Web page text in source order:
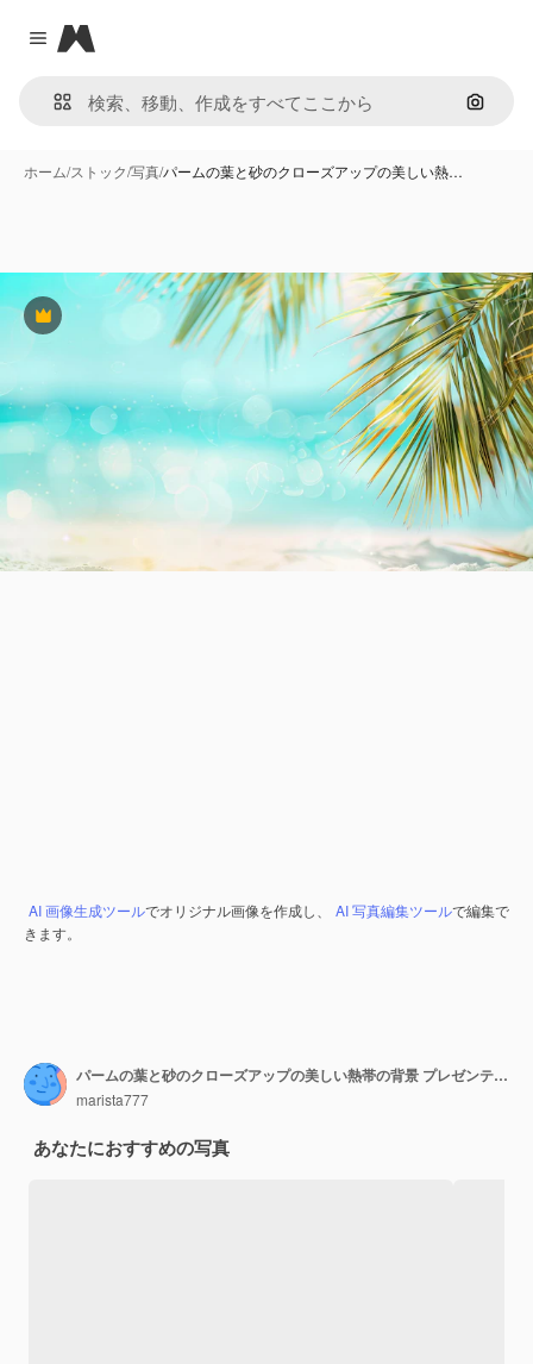
Close menu
Magnific
画像で
ホーム/ストック/写真/パームの葉と砂のクローズアップの美しい熱…
Premium
AI 画像生成ツールでオリジナル画像を作成し、 AI 写真編集ツールで編集で
きます。
パームの葉と砂のクローズアップの美しい熱帯の背景 プレゼンテーションのための夏のモックアップ
marista777
あなたにおすすめの写真